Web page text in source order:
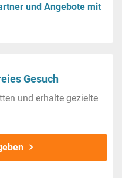
und Angebote mit
Gesuch
und erhalte gezielte